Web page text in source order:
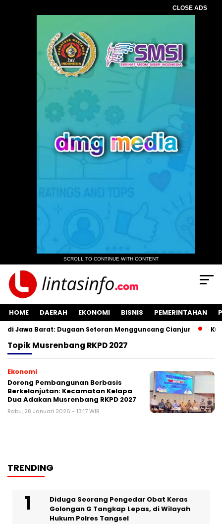
CLOSE ADS
SCROLL TO CONTINUE WITH CONTENT
HOME DAERAH EKONOMI BISNIS PEMERINTAHAN
Jawa Barat: Dugaan Setoran Mengguncang Cianjur
TopikMusrenbang RKPD 2027
Ekonomi
‎Dorong Pembangunan Berbasis
Berkelanjutan: Kecamatan Kelapa
Dua Adakan Musrenbang RKPD 2027‎‎
Rabu, 28 Januari 2026 - 13:17 WIB
TRENDING
‎Diduga Seorang Pengedar Obat Keras
Golongan G Tangkap Lepas, di Wilayah
Hukum Polres Tangsel